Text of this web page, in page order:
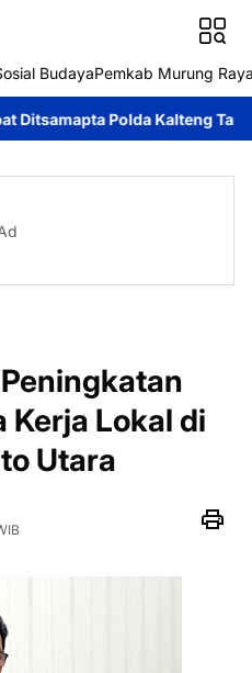
BudayaPemkab Murung
Kalteng Tangani Karhutla di
Kerja Lokal di
Utara